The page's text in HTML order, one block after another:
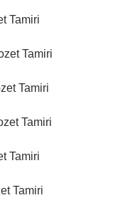
Tamiri
Tamiri
Tamiri
Tamiri
Tamiri
Tamiri